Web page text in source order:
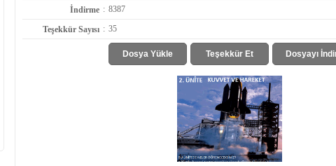
İndirme : 8387
Teşekkür Sayısı : 35
Dosya Yükle Teşekkür Et Dosyayı